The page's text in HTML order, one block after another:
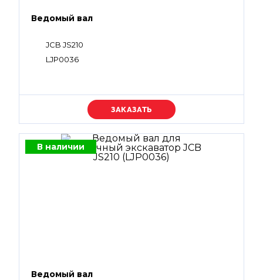
Ведомый вал
JCB JS210
LJP0036
Уточняйте цену
В наличии
Ведомый вал